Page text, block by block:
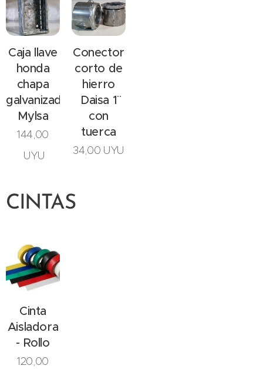
Caja llave
honda
chapa
galvanizada
Mylsa
144,00
UYU
Conector
corto de
hierro
Daisa 1¨
con
tuerca
34,00 UYU
CINTAS
Cinta
Aisladora
- Rollo
120,00